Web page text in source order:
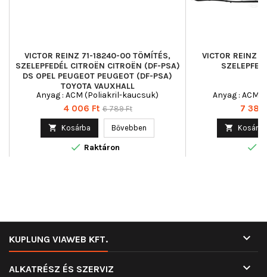
VICTOR REINZ 71-18240-00 TÖMÍTÉS,
SZELEPFEDÉL CITROËN CITROËN (DF-PSA)
DS OPEL PEUGEOT PEUGEOT (DF-PSA)
TOYOTA VAUXHALL
Anyag : ACM (Poliakril-kaucsuk)
Ár
4 006 Ft Normál
6 789 Ft
 Kosárba Bővebben
 Raktáron
VICTOR REINZ
Anyag : ACM
Ár
7 388
 Kosárba

KUPLUNG VIAWEB KFT. 
ALKATRÉSZ ÉS SZERVIZ 